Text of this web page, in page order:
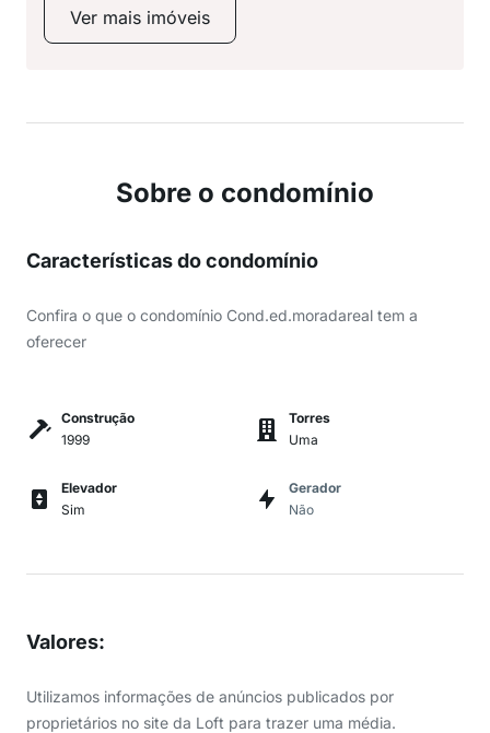
Ver mais imóveis
Sobre o condomínio
Características do condomínio
Confira o que o condomínio Cond.ed.moradareal tem a
oferecer
Construção
1999
Torres
Uma
Elevador
Sim
Gerador
Não
Valores:
Utilizamos informações de anúncios publicados por
proprietários no site da Loft para trazer uma média.